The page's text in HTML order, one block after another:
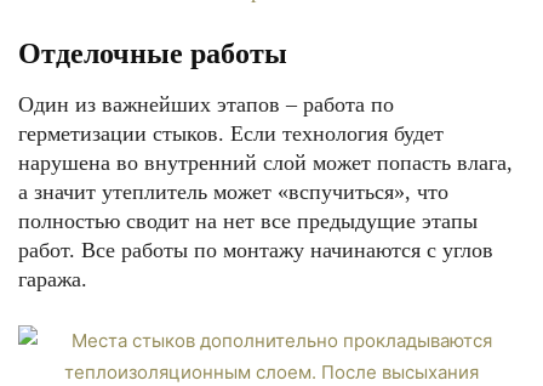
Отделочные работы
Один из важнейших этапов – работа по
герметизации стыков. Если технология будет
нарушена во внутренний слой может попасть влага,
а значит утеплитель может «вспучиться», что
полностью сводит на нет все предыдущие этапы
работ. Все работы по монтажу начинаются с углов
гаража.